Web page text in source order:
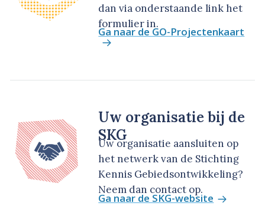
dan via onderstaande link het
formulier in.
Ga naar de GO-Projectenkaart
Uw organisatie bij de
SKG
Uw organisatie aansluiten op
het netwerk van de Stichting
Kennis Gebiedsontwikkeling?
Neem dan contact op.
Ga naar de SKG-website